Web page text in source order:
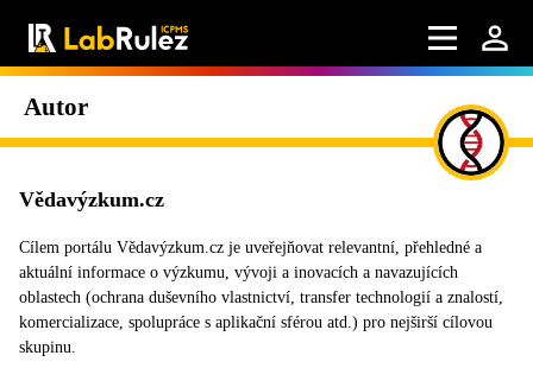
Autor
Vědavýzkum.cz
Cílem portálu Vědavýzkum.cz je uveřejňovat relevantní, přehledné a
aktuální informace o výzkumu, vývoji a inovacích a navazujících
oblastech (ochrana duševního vlastnictví, transfer technologií a znalostí,
komercializace, spolupráce s aplikační sférou atd.) pro nejširší cílovou
skupinu.